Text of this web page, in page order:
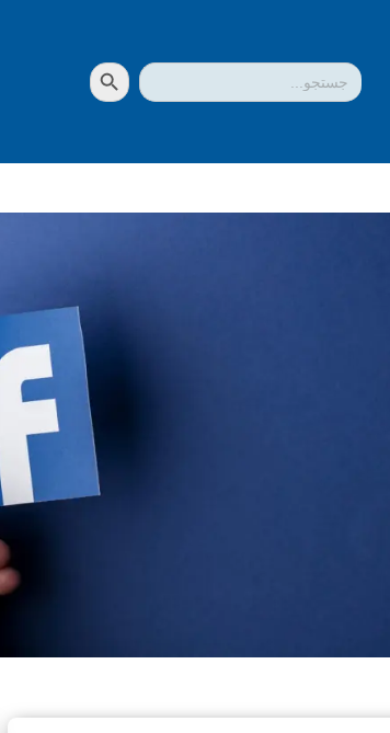
جستجو
برای:
دکمه جستجو